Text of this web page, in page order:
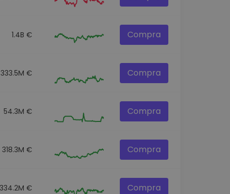
1.4B € Compra
333.5M € Compra
54.3M € Compra
318.3M € Compra
334.2M € Compra